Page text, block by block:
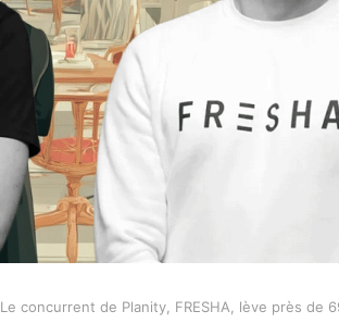
Le concurrent de Planity, FRESHA, lève près de